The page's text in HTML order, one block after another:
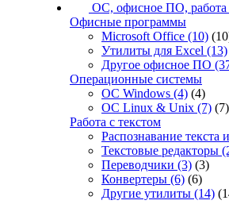
ОС, офисное ПО, работа
Офисные программы
Microsoft Office (10)
Утилиты для Excel (13)
Другое офисное ПО
Операционные системы
ОС Windows (4) (4)
ОС Linux & Unix (7) (7)
Работа с текстом
Распознавание текста
Текстовые редакторы
Переводчики (3) (3)
Конвертеры (6) (6)
Другие утилиты (14)